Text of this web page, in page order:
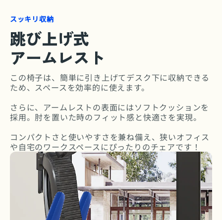
スッキリ収納
跳び上げ式
アームレスト
この椅子は、簡単に引き上げてデスク下に収納できる
ため、スペースを効率的に使えます。
さらに、アームレストの表面にはソフトクッションを
採用。肘を置いた時のフィット感と快適さを実現。
コンパクトさと使いやすさを兼ね備え、狭いオフィス
や自宅のワークスペースにぴったりのチェアです！